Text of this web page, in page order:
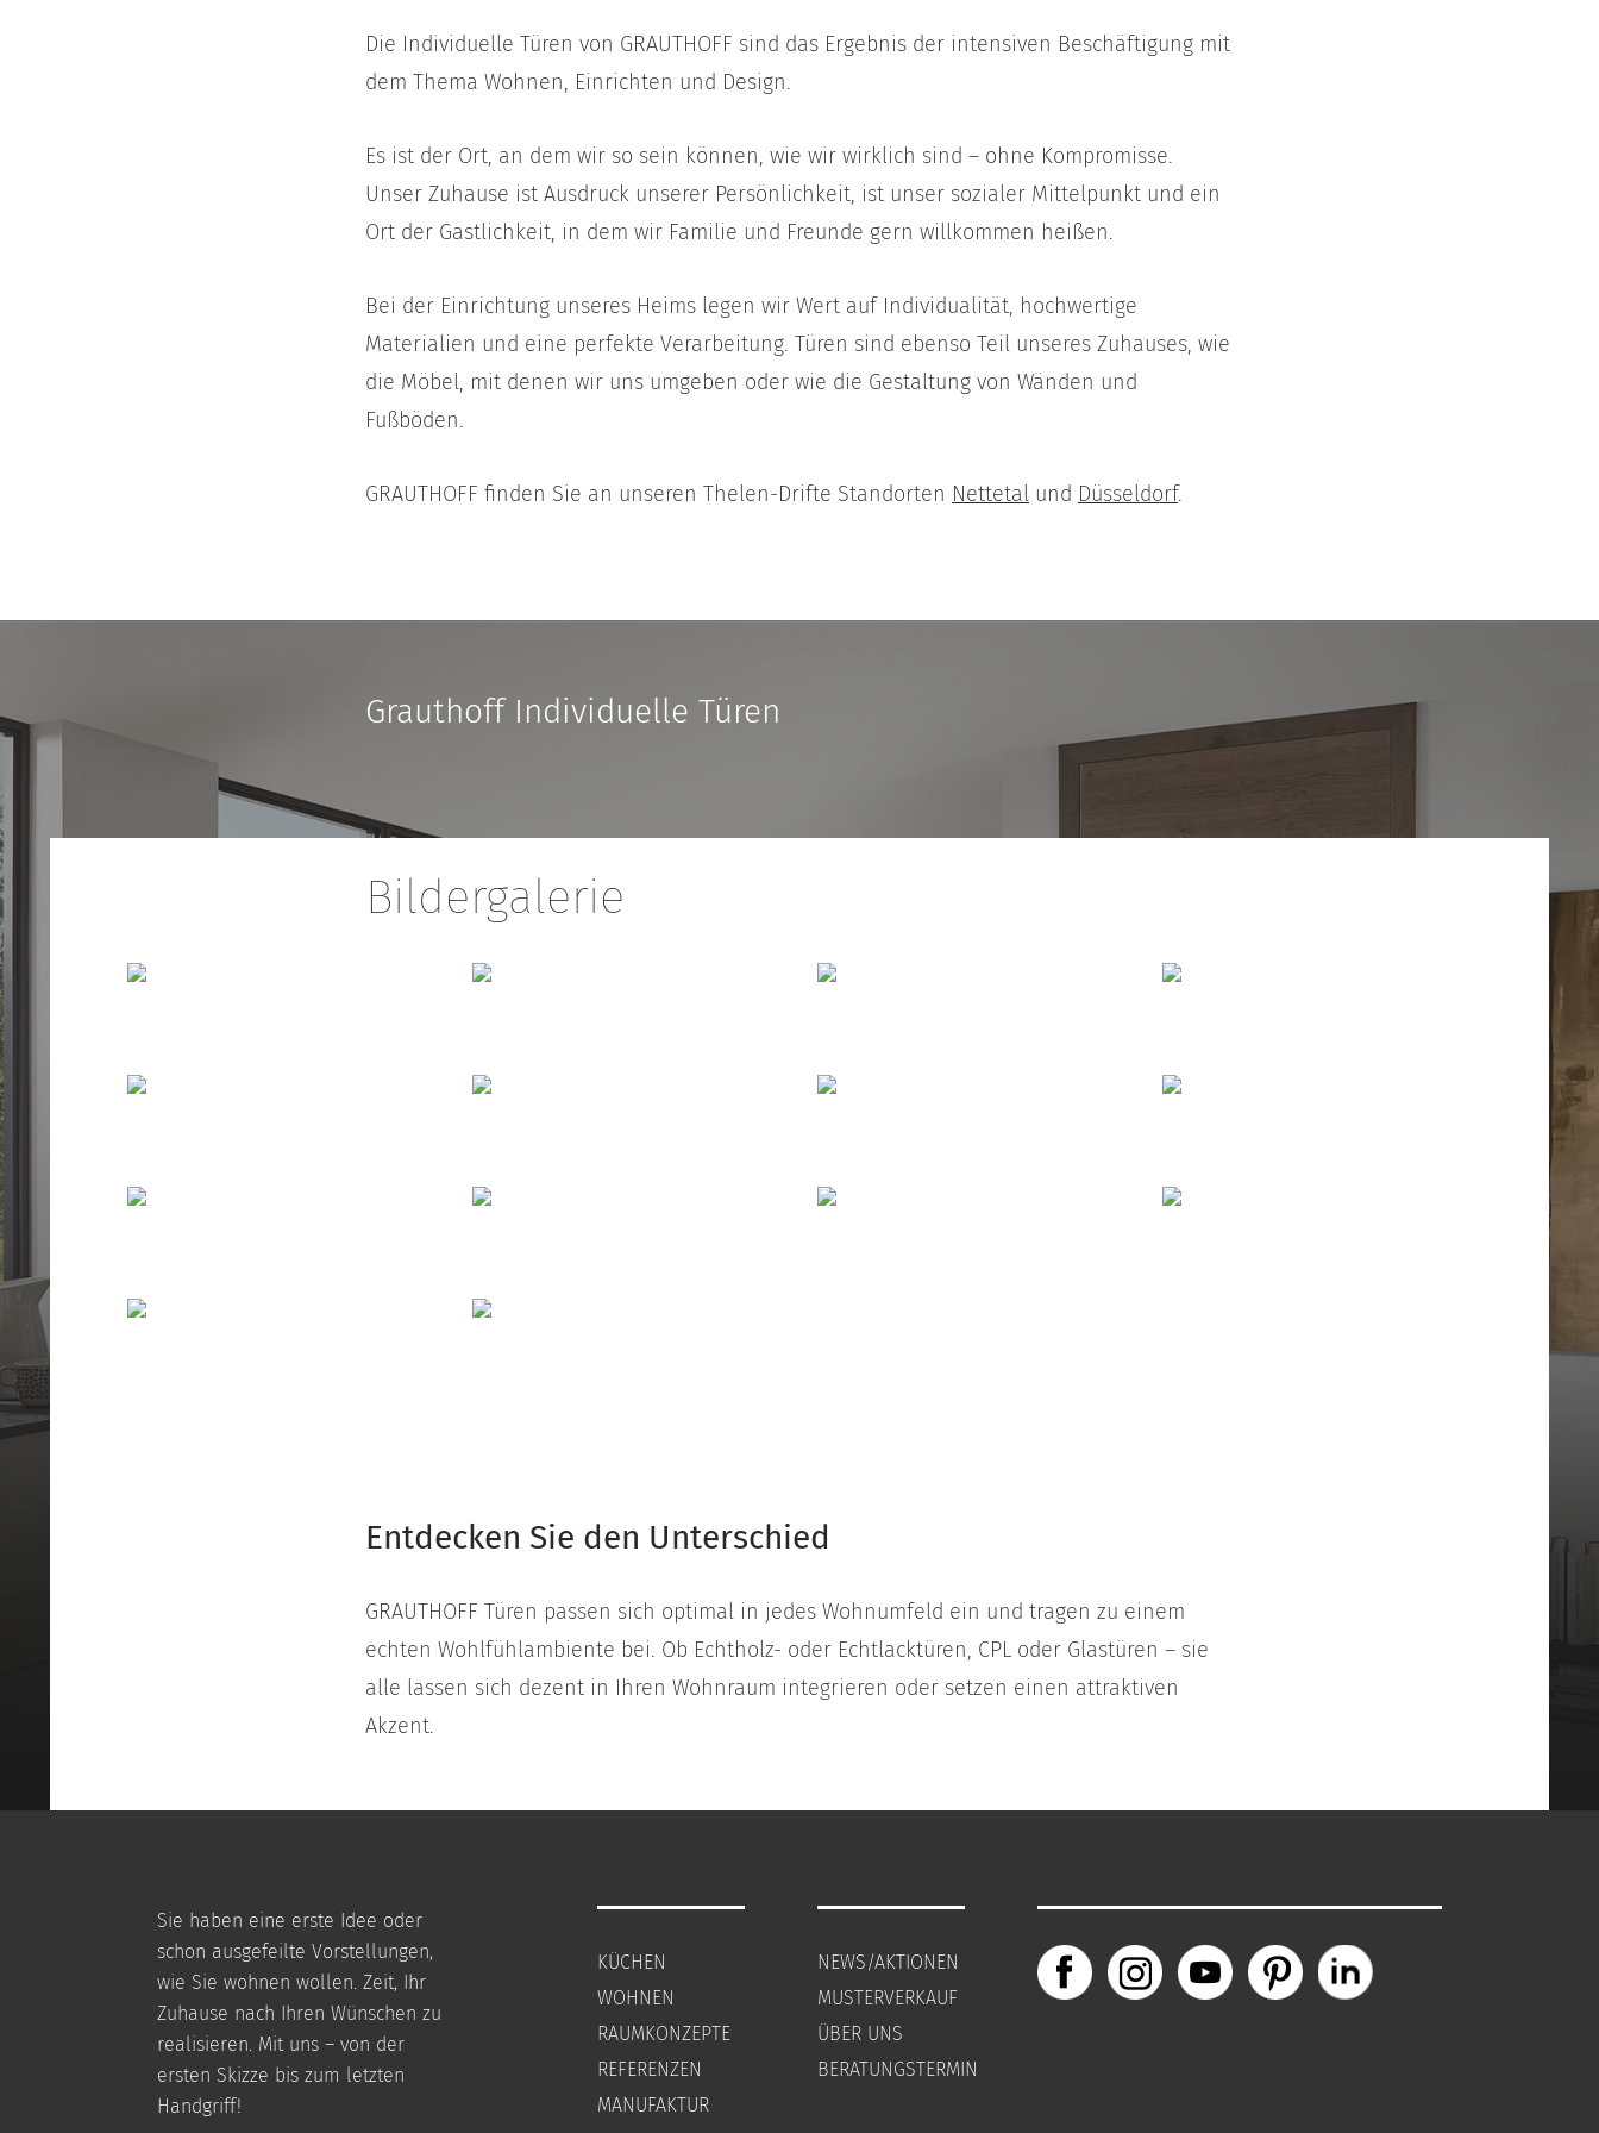
Die Individuelle Türen von GRAUTHOFF sind das Ergebnis der intensiven Beschäftigung mit
dem Thema Wohnen, Einrichten und Design.
Es ist der Ort, an dem wir so sein können, wie wir wirklich sind – ohne Kompromisse.
Unser Zuhause ist Ausdruck unserer Persönlichkeit, ist unser sozialer Mittelpunkt und ein
Ort der Gastlichkeit, in dem wir Familie und Freunde gern willkommen heißen.
Bei der Einrichtung unseres Heims legen wir Wert auf Individualität, hochwertige
Materialien und eine perfekte Verarbeitung. Türen sind ebenso Teil unseres Zuhauses, wie
die Möbel, mit denen wir uns umgeben oder wie die Gestaltung von Wänden und
Fußböden.
GRAUTHOFF finden Sie an unseren Thelen-Drifte Standorten Nettetal und Düsseldorf.
Grauthoff Individuelle Türen
Bildergalerie
Entdecken Sie den Unterschied
GRAUTHOFF Türen passen sich optimal in jedes Wohnumfeld ein und tragen zu einem
echten Wohlfühlambiente bei. Ob Echtholz- oder Echtlacktüren, CPL oder Glastüren – sie
alle lassen sich dezent in Ihren Wohnraum integrieren oder setzen einen attraktiven
Akzent.
Sie haben eine erste Idee oder
schon ausgefeilte Vorstellungen,
wie Sie wohnen wollen. Zeit, Ihr
Zuhause nach Ihren Wünschen zu
realisieren. Mit uns – von der
ersten Skizze bis zum letzten
Handgriff!
KÜCHEN
WOHNEN
RAUMKONZEPTE
REFERENZEN
MANUFAKTUR
NEWS/AKTIONEN
MUSTERVERKAUF
ÜBER UNS
BERATUNGSTERMIN